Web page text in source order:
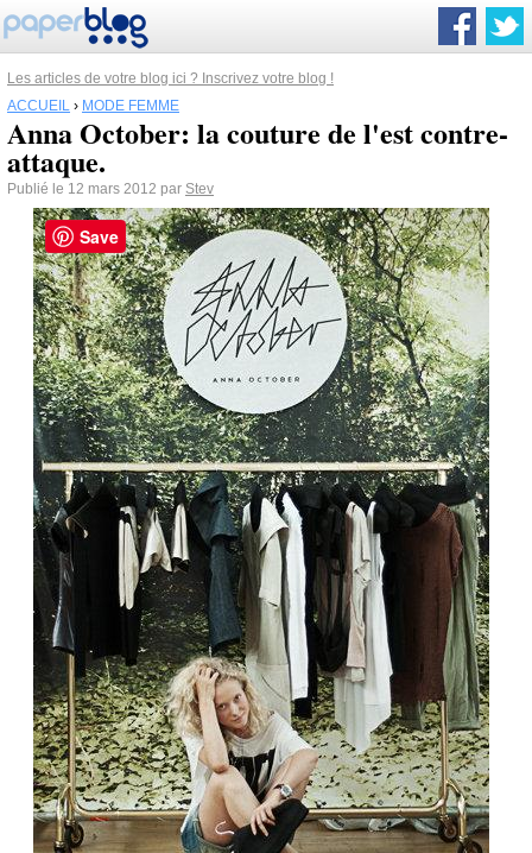
Les articles de votre blog ici ? Inscrivez votre blog !
ACCUEIL › MODE FEMME
Anna October: la couture de l'est contre-
attaque.
Publié le 12 mars 2012 par Stev
Save